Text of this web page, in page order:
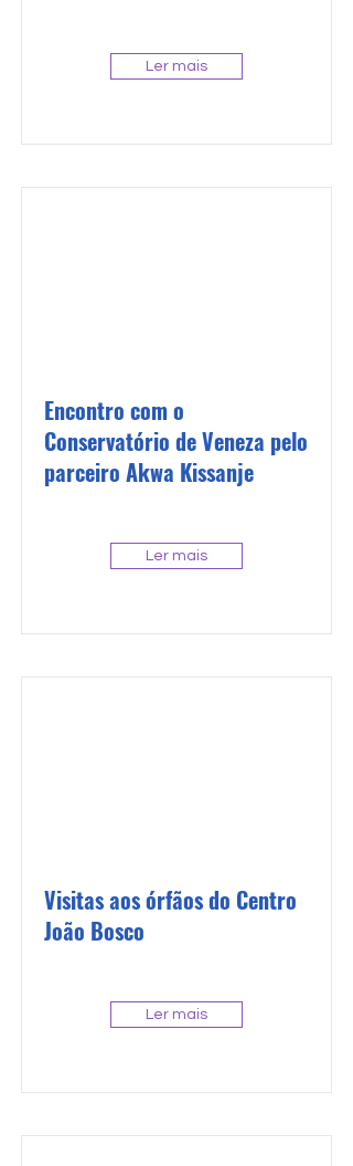
Ler mais
Encontro com o
Conservatório de Veneza pelo
parceiro Akwa Kissanje
Ler mais
Visitas aos órfãos do Centro
João Bosco
Ler mais